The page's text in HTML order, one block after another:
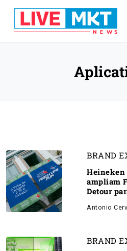
BRAND
Heineken
ampliam
Detour
Antonio
BRAND